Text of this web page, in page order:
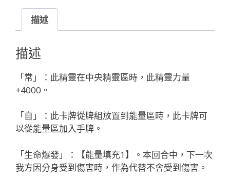
ド
イ
ズ
ア
ト//
ィ
ソ
ナ
「綠
色
精
靈
描述
描述
「常」：此精靈在中央精靈區時，此精靈力量
+4000。
「自」：此卡牌從牌組放置到能量區時，此卡牌可
以從能量區加入手牌。
「生命爆發」：【能量填充1】。本回合中，下一次
我方因分身受到傷害時，作為代替不會受到傷害。